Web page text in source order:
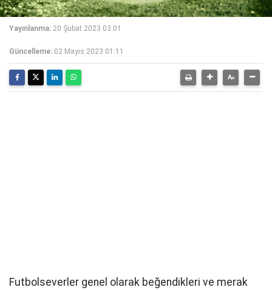
Yayınlanma: 20 Şubat 2023 03:01
Güncelleme: 02 Mayıs 2023 01:11
Futbolseverler genel olarak beğendikleri ve merak